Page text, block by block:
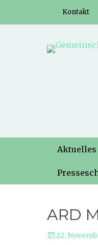
Weiter
Kontakt
Weiter
Inhalt
Aktuelles
ARD
Veröffentlicht
22.